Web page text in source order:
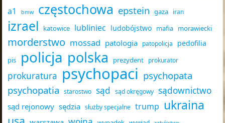
a1 bmw częstochowa epstein gaza iran
izrael katowice lubliniec ludobójstwo mafia morawiecki
morderstwo mossad patologia patopolicja pedofilia
pis policja polska prezydent prokurator
prokuratura psychopaci psychopata
psychopatia
starostwo sąd sąd okręgowy sądownictwo
sąd rejonowy sędzia służby specjalne trump ukraina